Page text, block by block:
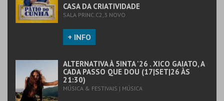
CASA DA CRIATIVIDADE
SALA PRINC.C2,3 NOVO
+ INFO
ALTERNATIVA À 5INTA '26 . XICO GAIATO, A
CADA PASSO QUE DOU (17|SET|26 ÀS
21:30)
MÚSICA & FESTIVAIS | MÚSICA